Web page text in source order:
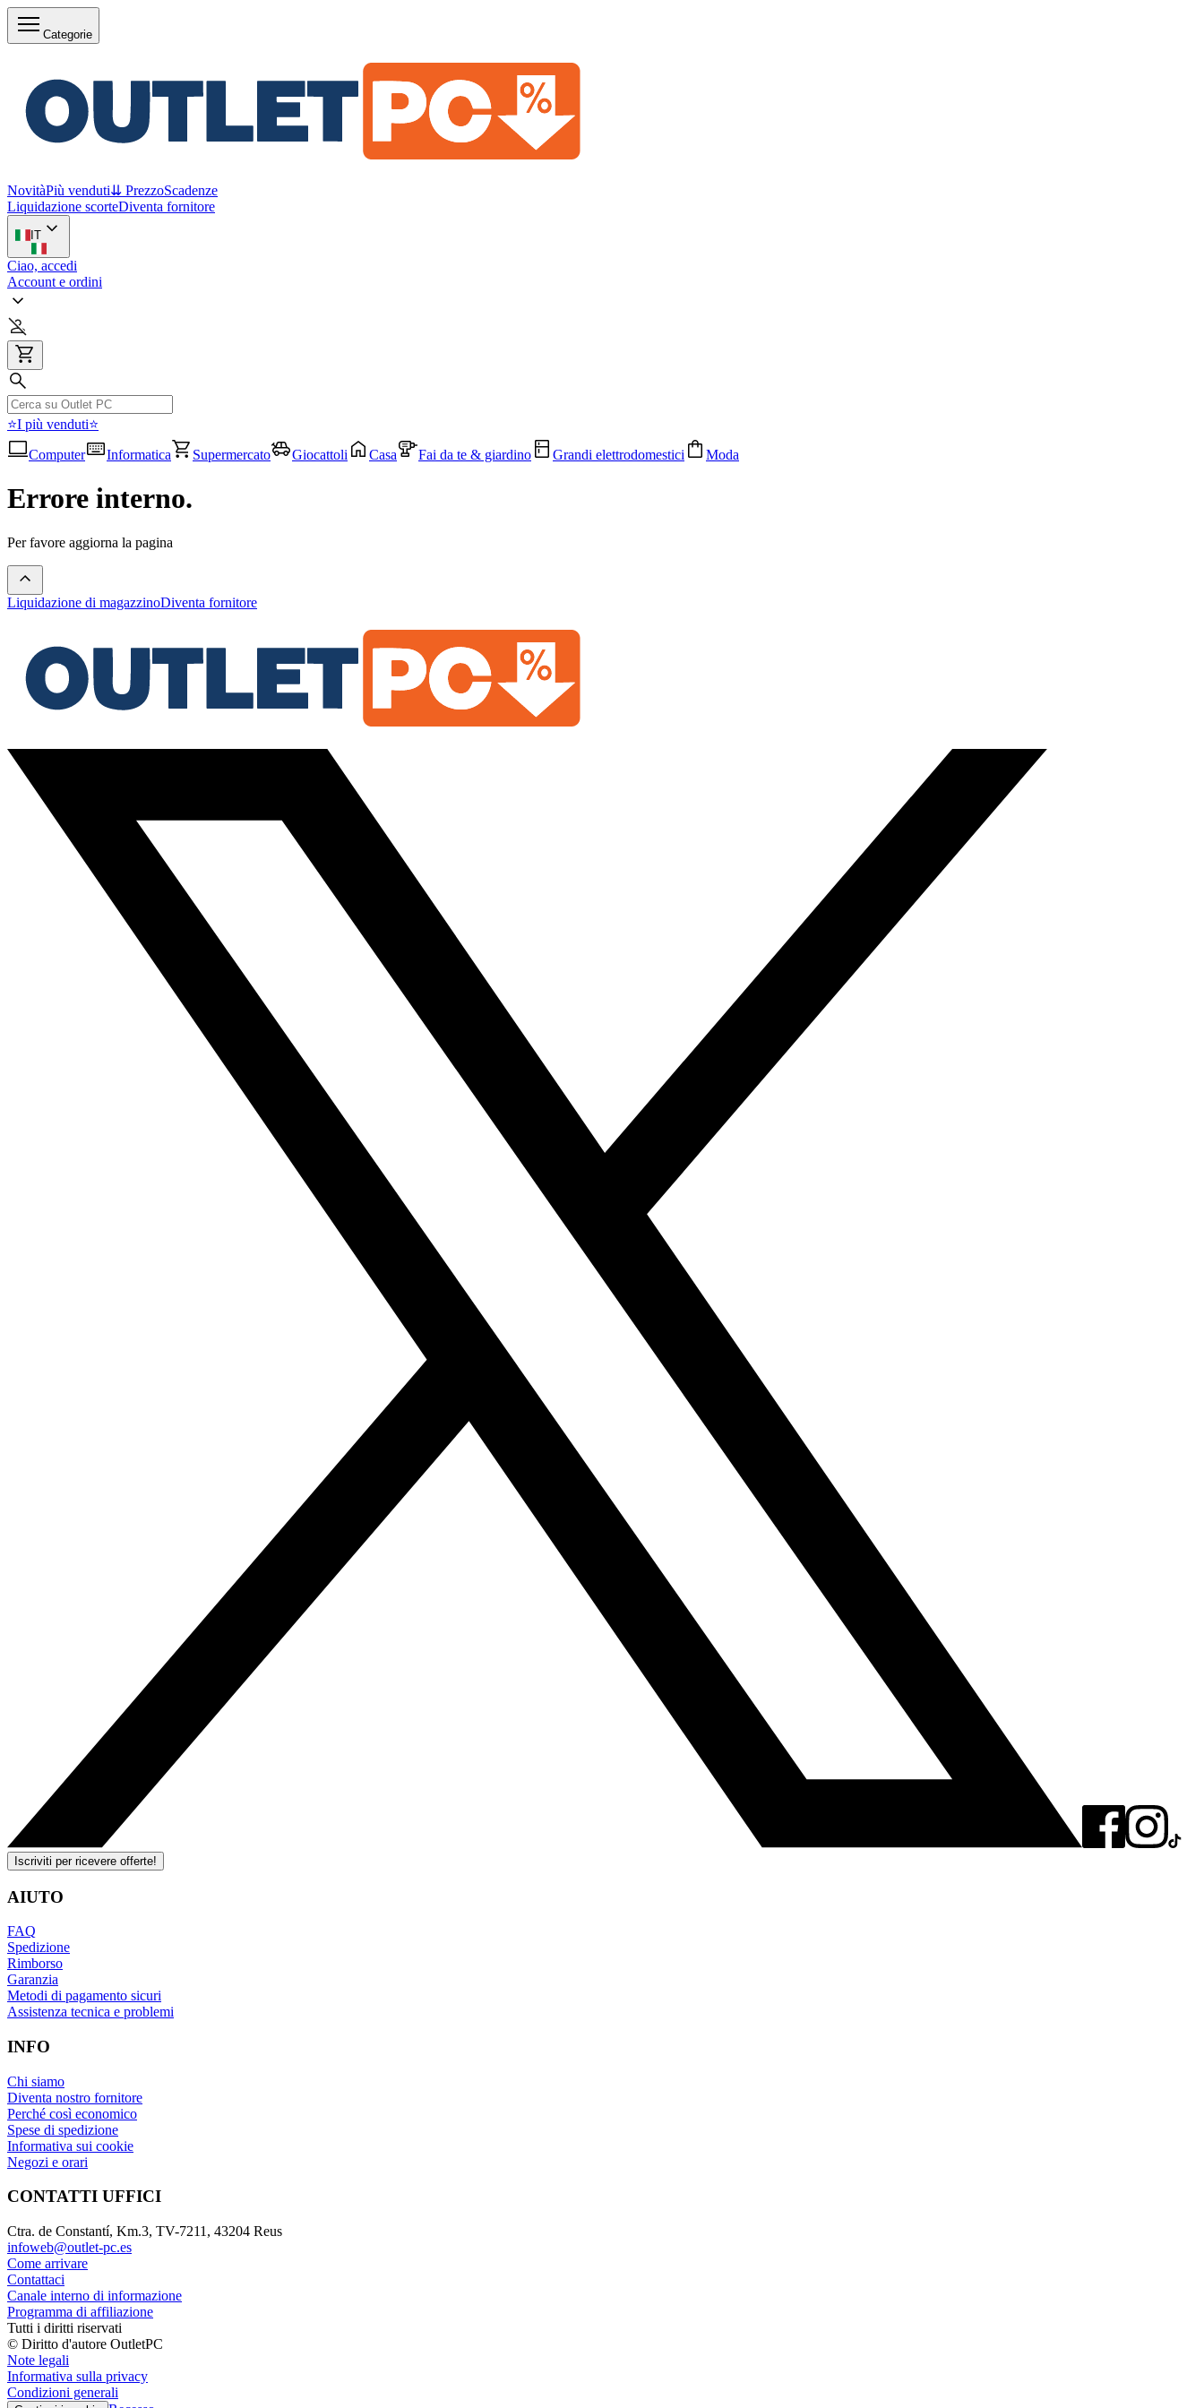
Categorie
NovitàPiù venduti⇊ PrezzoScadenze
Liquidazione scorteDiventa fornitore
IT
Ciao, accedi
Account e ordini
⭐I più venduti⭐
Computer
Informatica Supermercato Giocattoli Casa Fai da te & giardino Grandi elettrodomestici Moda
Errore interno.
Per favore aggiorna la pagina
Liquidazione di magazzinoDiventa fornitore
Iscriviti per ricevere offerte!
AIUTO
FAQ
Spedizione
Rimborso
Garanzia
Metodi di pagamento sicuri
Assistenza tecnica e problemi
INFO
Chi siamo
Diventa nostro fornitore
Perché così economico
Spese di spedizione
Informativa sui cookie
Negozi e orari
CONTATTI UFFICI
Ctra. de Constantí, Km.3, TV-7211, 43204 Reus
infoweb@outlet-pc.es
Come arrivare
Contattaci
Canale interno di informazione
Programma di affiliazione
Tutti i diritti riservati
© Diritto d'autore OutletPC
Note legali
Informativa sulla privacy
Condizioni generali